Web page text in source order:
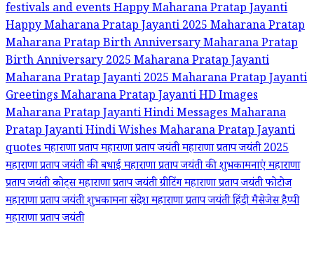
festivals and eventsHappy Maharana Pratap Jayanti
Happy Maharana Pratap Jayanti 2025Maharana Pratap
Maharana Pratap Birth AnniversaryMaharana Pratap
Birth Anniversary 2025Maharana Pratap Jayanti
Maharana Pratap Jayanti 2025Maharana Pratap Jayanti
GreetingsMaharana Pratap Jayanti HD Images
Maharana Pratap Jayanti Hindi MessagesMaharana
Pratap Jayanti Hindi WishesMaharana Pratap Jayanti
quotesमहाराणा प्रतापमहाराणा प्रताप जयंतीमहाराणा प्रताप जयंती 2025
महाराणा प्रताप जयंती की बधाईमहाराणा प्रताप जयंती की शुभकामनाएंमहाराणा
प्रताप जयंती कोट्समहाराणा प्रताप जयंती ग्रीटिंगमहाराणा प्रताप जयंती फोटोज
महाराणा प्रताप जयंती शुभकामना संदेशमहाराणा प्रताप जयंती हिंदी मैसेजेसहैप्पी
महाराणा प्रताप जयंती